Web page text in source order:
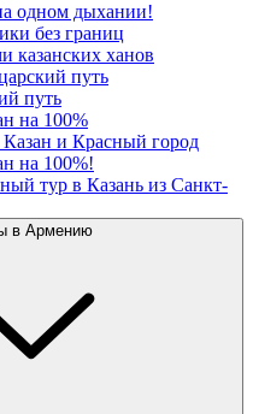
одном дыхании!
без границ
казанских ханов
путь
путь
на 100%
и Красный город
на 100%!
тур в Казань из Санкт-
в Армению